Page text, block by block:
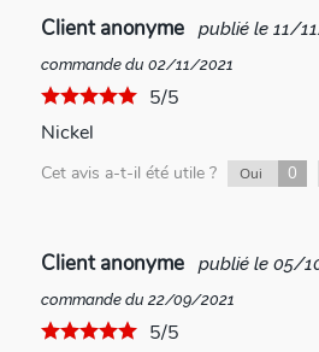
Client anonyme publié le 11/
commande du 02/11/2021
5/5
Nickel
Cet avis a-t-il été utile ? Oui 0
Client anonyme publié le 05/
commande du 22/09/2021
5/5